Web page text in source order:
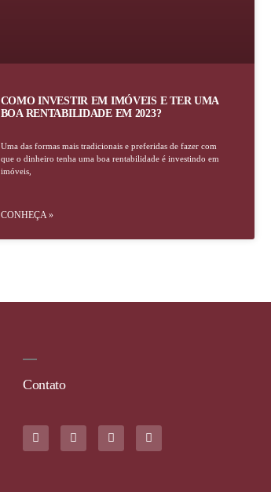
COMO INVESTIR EM IMÓVEIS E TER UMA
BOA RENTABILIDADE EM 2023?
Uma das formas mais tradicionais e preferidas de fazer com
que o dinheiro tenha uma boa rentabilidade é investindo em
imóveis,
CONHEÇA »
Contato